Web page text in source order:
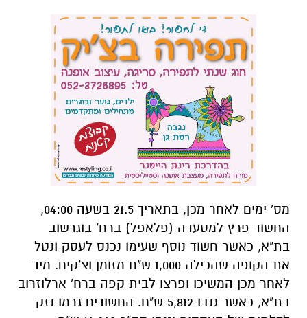
מס' ימים לאחר מכן, בתאריך 21.5 בשעה 04:00,
החשוד פרץ למסעדה (פלאפל) ברח' בוגרשוב
בת"א, כאשר חשוד נוסף שעימו נכנס לעסק ונטל
את הקופה שהכילה 1,000 ש"ח מזומן וצ'קים. מיד
לאחר מכן המשיכו ופרצו לבית קפה ברח' ארלוזרוב
בת"א, כאשר גנבו 5,812 ש"ח. החשודים גרמו נזק